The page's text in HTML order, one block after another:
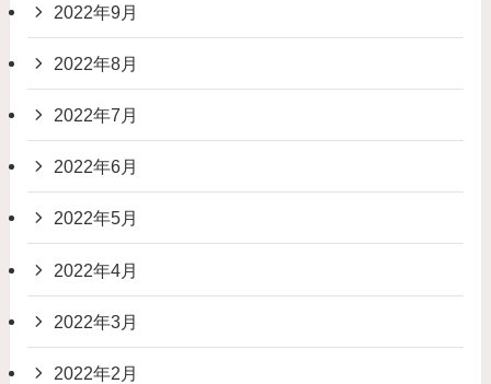
2022年9月
2022年8月
2022年7月
2022年6月
2022年5月
2022年4月
2022年3月
2022年2月